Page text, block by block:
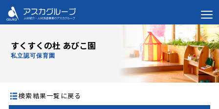
すくすくの杜 あびこ園
私立認可保育園
検索結果一覧に戻る